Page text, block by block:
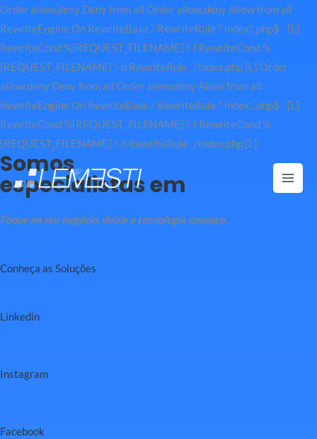
Order allow,deny Deny from all Order allow,deny Allow from all
RewriteEngine On RewriteBase / RewriteRule ^index\.php$ - [L]
RewriteCond %{REQUEST_FILENAME} !-f RewriteCond %
{REQUEST_FILENAME} !-d RewriteRule . /index.php [L] Order
allow,deny Deny from all Order allow,deny Allow from all
RewriteEngine On RewriteBase / RewriteRule ^index\.php$ - [L]
RewriteCond %{REQUEST_FILENAME} !-f RewriteCond %
{REQUEST_FILENAME} !-d RewriteRule . /index.php [L]
para
Main
Somos
especialistas em
Foque no seu negócio, deixe a tecnologia conosco.
Conheça as Soluções
Linkedin
Instagram
Facebook